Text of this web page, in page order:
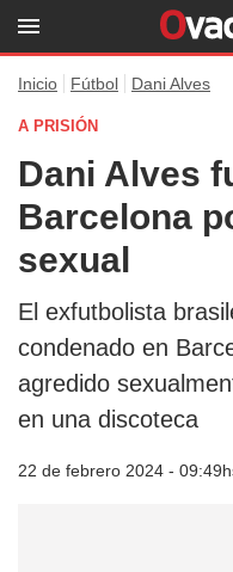
Inicio Fútbol Dani Alves
A PRISIÓN
Dani Alves
Barcelona
sexual
El exfutbolista
condenado en
agredido
en una discoteca
22 de febrero 2024 -